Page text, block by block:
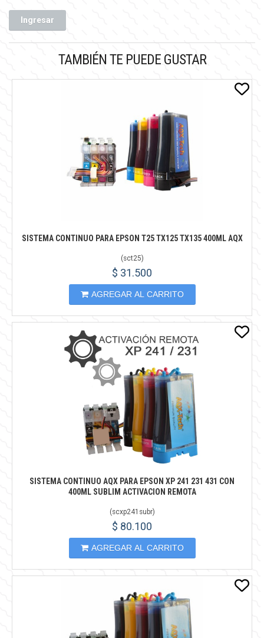
Ingresar
TAMBIÉN TE PUEDE GUSTAR
SISTEMA CONTINUO PARA EPSON T25 TX125 TX135 400ML AQX
(sct25)
$ 31.500
AGREGAR AL CARRITO
SISTEMA CONTINUO AQX PARA EPSON XP 241 231 431 CON
400ML SUBLIM ACTIVACION REMOTA
(scxp241subr)
$ 80.100
AGREGAR AL CARRITO